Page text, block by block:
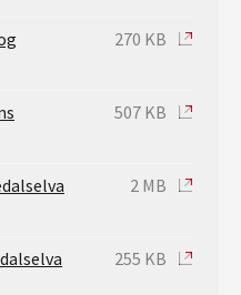
270 KB
507 KB
2 MB
255 KB